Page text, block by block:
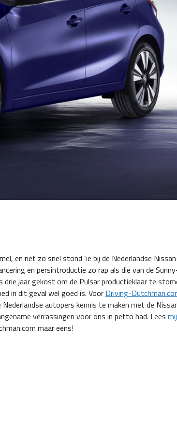
en net zo snel stond ‘ie bij de Nederlandse
en persintroductie zo rap als die van de
jaar gekost om de Pulsar productieklaar te
in dit geval wel goed is. Voor Driving-
autopers kennis te maken met de
verrassingen voor ons in petto had. Lees
maar eens!